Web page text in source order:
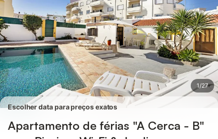
1/27
Escolher data para preços exatos
Apartamento de férias "A Cerca - B"